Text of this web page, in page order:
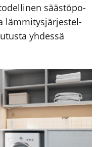
sääs­tö­po­
läm­mi­tys­jär­jes­tel­
yhdes­sä